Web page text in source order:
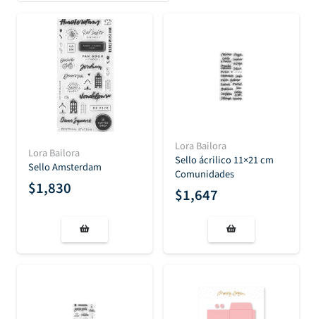
Lora Bailora
Sello Amsterdam
$1,830
Lora Bailora
Sello ácrilico 11×21 cm
Comunidades
$1,647